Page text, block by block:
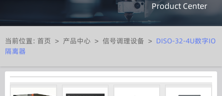
Product Center
当前位置: 首页 > 产品中心 > 信号调理设备 > DISO-32-4U数字IO
隔离器